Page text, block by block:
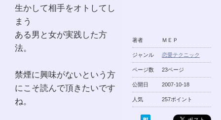
著者 ＭＥＰ
ジャンル 恋愛テクニック
ページ数 23ページ
公開日 2007-10-18
人気 257ポイント
生かして相手をオトしてし
まう
ある男と女が実践した方
法。
禁煙に興味がないという方
にこそ読んで頂きたいです
ね。